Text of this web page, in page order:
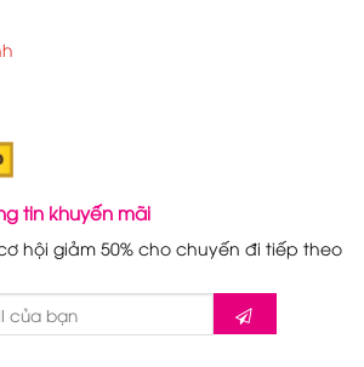
tin khuyến mãi
hội giảm 50% cho chuyến đi tiếp theo